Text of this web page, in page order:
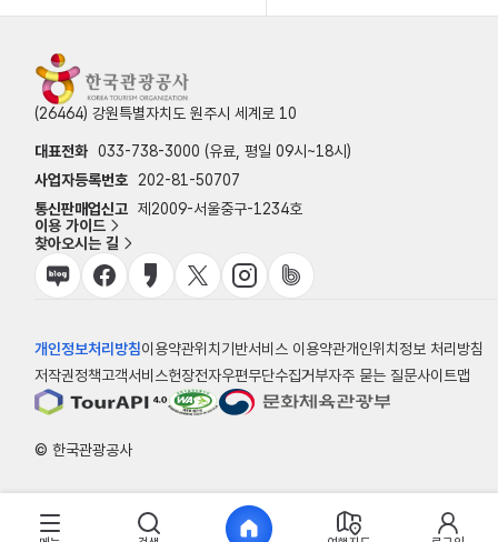
(26464) 강원특별자치도 원주시 세계로 10
대표전화 033-738-3000 (유료, 평일 09시~18시)
사업자등록번호
202-81-50707
통신판매업신고 제2009-서울중구-1234호
이용 가이드
찾아오시는 길
개인정보처리방침이용약관위치기반서비스 이용약관개인위치정보 처리방침
저작권정책고객서비스헌장전자우편무단수집거부자주 묻는 질문사이트맵
© 한국관광공사